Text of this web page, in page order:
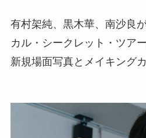
有村架純、黒木華、南沙良
カル・シークレット・ツア
新規場面写真とメイキング